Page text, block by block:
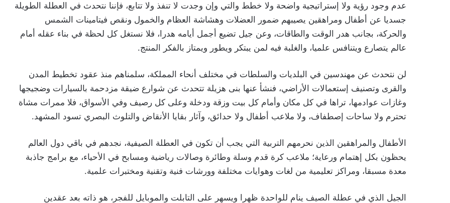
عدم وجود رؤية ولا إستراتيجية واضحة ولا خطط والتي وإن وجدت لا تنفذ ولا تتابع، فإننا نتحدث في العطلة الطويلة
جسديا عن أطفال ومراهقين يصيبهم ضمور العضلات وهشاشة العظام والخمول ونقص فيتامينات الشمس
والحركة، بجانب هدر الوقت والطاقات، وعن جيل تضيع أجمل أيامه هدرا، فلا نستغل كل لحظة في بناء عقله أمام
عالم يتصارع ويتنافس علميا، والغلبة فيه لمن يبتكر ويطور ويمتاز بالفكر المنتج.
لن نتحدث عن مهندسين في البلديات والسلطات في مختلف أنحاء المملكة، سلمناهم منذ عقود تخطيط المدن
والقرى وتصنيف إستعمالات الأراضي، فنشأ عنها بنى هزيلة تتحدث عن شوارع ضيقة مزدحمة بالسيارات وضجيجها
وغازات عوادمها، تراها في كل مكان وأمام كل بيت وزقة ودخلة وعلى كل رصيف وفي الأسواق، فلا ممرات مشاة
تحترم ولا ساحات إصطفاف، ولا ملاعب أطفال ولا حدائق، وآثار بقايا الأنقاض والتلوث البصري تسود المشهد.
الأطفال والمراهقين الذين نحرمهم التربية التي يجب أن تكون في العطلة الصيفية، نجدهم في باقي دول العالم
يحظون بكل إهتمام ورعاية؛ ملاعب كرة قدم وسلة وطائرة وصالات رياضية ومسابح في الأحياء، مع برامج جاذبة
معدة مسبقا، ومراكز تعليمية من لغات وهوايات مختلفة وورشات فنية وتقنية ومختبرات علمية.
الجيل الذي في عطلة الصيف ينام للواحدة ظهرا ويسهر على التابلت والموبايل للفجر، هو ذاته بعد عقدين